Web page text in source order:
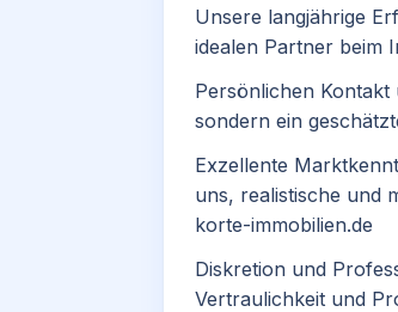
Unsere langjährige
idealen Partner beim
Persönlichen Kontakt
sondern ein
Exzellente
uns, realistische und
korte-immobilien.de
Diskretion und
Vertraulichkeit und